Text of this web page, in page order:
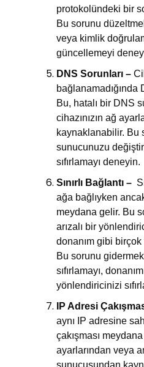
protokolündeki bir
Bu sorunu
veya kimlik
güncellemeyi
DNS Sorunları –
bağlanamadığında
Bu, hatalı bir DNS
cihazınızın ağ
kaynaklanabilir. Bu
sunucunuzu
sıfırlamayı deneyin.
Sınırlı Bağlantı –
ağa bağlıyken
meydana gelir. Bu
arızalı bir
donanım gibi
Bu sorunu gidermek
sıfırlamayı,
yönlendiricinizi
IP Adresi
aynı IP adresine
çakışması
ayarlarından veya